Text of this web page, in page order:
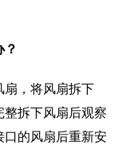
？
扇，将风扇拆下
拆下风扇后观察
口的风扇后重新安